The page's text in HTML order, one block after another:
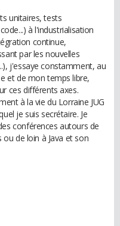
unitaires, tests
à l'industrialisation
continue,
par les nouvelles
j'essaye constamment, au
et de mon temps libre,
ces différents axes.
à la vie du Lorraine JUG
je suis secrétaire. Je
conférences autours de
de loin à Java et son